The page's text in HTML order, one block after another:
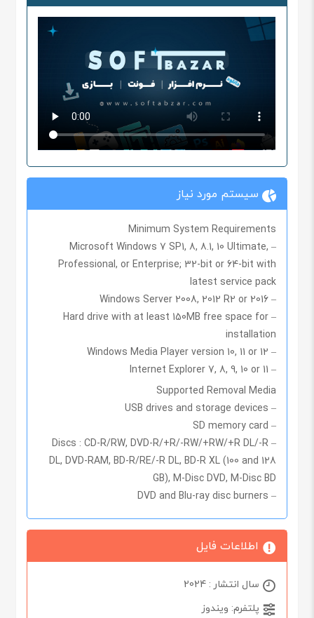
سیستم مورد نیاز
Minimum System Requirements
– Microsoft Windows 7 SP1, 8, 8.1, 10 Ultimate,
Professional, or Enterprise; 32-bit or 64-bit with
latest service pack
– Windows Server 2008, 2012 R2 or 2016
– Hard drive with at least 150MB free space for
installation
– Windows Media Player version 10, 11 or 12
– Internet Explorer 7, 8, 9, 10 or 11
Supported Removal Media
– USB drives and storage devices
– SD memory card
– Discs : CD-R/RW, DVD-R/+R/-RW/+RW/+R DL/-R
DL, DVD-RAM, BD-R/RE/-R DL, BD-R XL (100 and 128
GB), M-Disc DVD, M-Disc BD
– DVD and Blu-ray disc burners
اطلاعات فایل
سال انتشار : 2024
پلتفرم: ویندوز